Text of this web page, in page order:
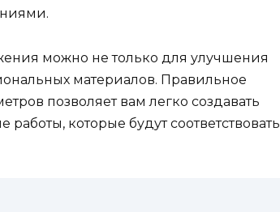
можно не только для улучшения
материалов. Правильное
позволяет вам легко создавать
которые будут соответствовать